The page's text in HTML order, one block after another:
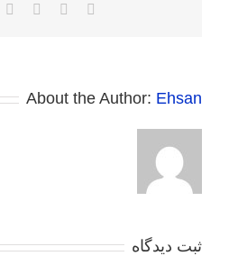
Facebook
Twitter
Reddit
About the Author: Ehsan
ثبت ديدگاه